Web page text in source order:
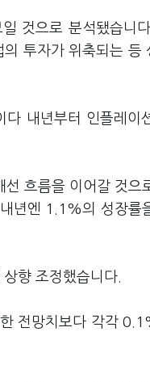
것으로 분석됐습니
투자가 위축되는 등
내년부터 인플레이
흐름을 이어갈 것으
년엔 1.1%의 성장률
향 조정했습니다.
전망치보다 각각